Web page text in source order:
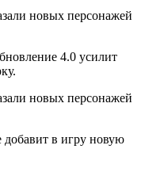
4.0 усилит
добавит в игру новую